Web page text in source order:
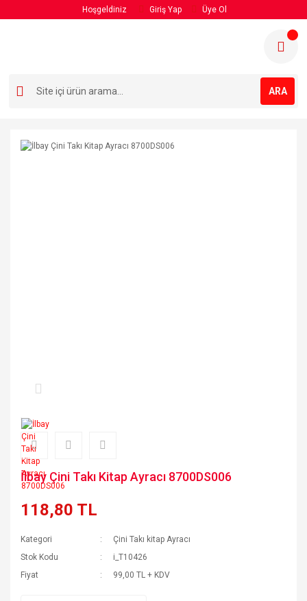
Hoşgeldiniz Giriş Yap Üye Ol
ARA
İlbay Çini Takı Kitap Ayracı 8700DS006
118,80 TL
Kategori
Çini Takı kitap Ayracı
Stok Kodu
i_T10426
Fiyat
99,00 TL + KDV